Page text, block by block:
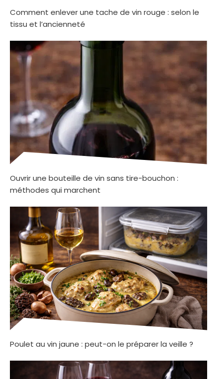
Comment enlever une tache de vin rouge : selon le
tissu et l’ancienneté
Ouvrir une bouteille de vin sans tire-bouchon :
méthodes qui marchent
Poulet au vin jaune : peut-on le préparer la veille ?